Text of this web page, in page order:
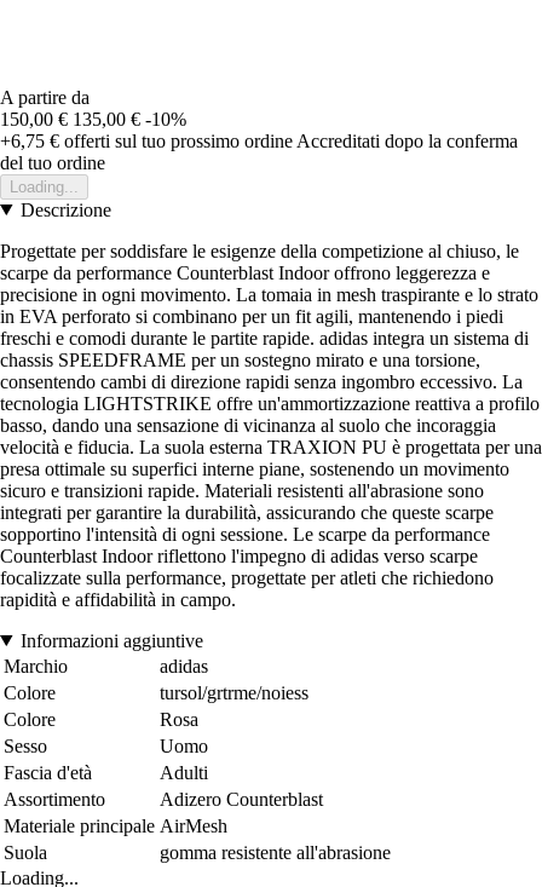
A partire da
150,00 € 135,00 € -10%
+6,75 € offerti sul tuo prossimo ordine Accreditati dopo la conferma
del tuo ordine
Loading...
Descrizione
Progettate per soddisfare le esigenze della competizione al chiuso, le
scarpe da performance Counterblast Indoor offrono leggerezza e
precisione in ogni movimento. La tomaia in mesh traspirante e lo strato
in EVA perforato si combinano per un fit agili, mantenendo i piedi
freschi e comodi durante le partite rapide. adidas integra un sistema di
chassis SPEEDFRAME per un sostegno mirato e una torsione,
consentendo cambi di direzione rapidi senza ingombro eccessivo. La
tecnologia LIGHTSTRIKE offre un'ammortizzazione reattiva a profilo
basso, dando una sensazione di vicinanza al suolo che incoraggia
velocità e fiducia. La suola esterna TRAXION PU è progettata per una
presa ottimale su superfici interne piane, sostenendo un movimento
sicuro e transizioni rapide. Materiali resistenti all'abrasione sono
integrati per garantire la durabilità, assicurando che queste scarpe
sopportino l'intensità di ogni sessione. Le scarpe da performance
Counterblast Indoor riflettono l'impegno di adidas verso scarpe
focalizzate sulla performance, progettate per atleti che richiedono
rapidità e affidabilità in campo.
Informazioni aggiuntive
Marchio
adidas
Colore
tursol/grtrme/noiess
Colore
Rosa
Sesso
Uomo
Fascia d'età
Adulti
Assortimento
Adizero Counterblast
Materiale principale AirMesh
Suola
gomma resistente all'abrasione
Loading...